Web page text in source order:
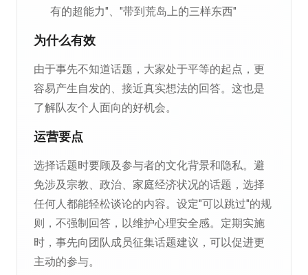
有的超能力"、"带到荒岛上的三样东西"
为什么有效
由于事先不知道话题，大家处于平等的起点，更
容易产生自发的、接近真实想法的回答。这也是
了解队友个人面向的好机会。
运营要点
选择话题时要顾及参与者的文化背景和隐私。避
免涉及宗教、政治、家庭经济状况的话题，选择
任何人都能轻松谈论的内容。设定"可以跳过"的规
则，不强制回答，以维护心理安全感。定期实施
时，事先向团队成员征集话题建议，可以促进更
主动的参与。